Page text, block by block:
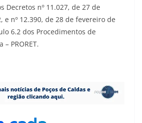
Decretos nº 11.027, de 27 de
e nº 12.390, de 28 de fevereiro de
6.2 dos Procedimentos de
PRORET.